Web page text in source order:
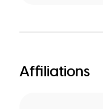
Affiliations